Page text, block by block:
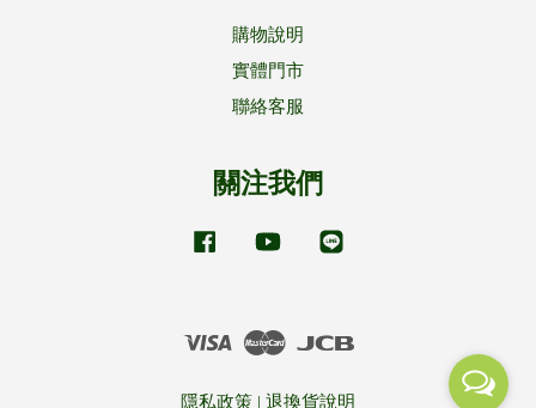
購物說明
實體門市
聯絡客服
關注我們
Facebook YouTube
Visa Master JCB
隱私政策 | 退換貨說明